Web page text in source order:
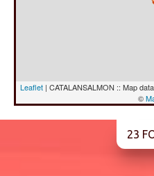
Leaflet| CATALANSALMON :: Map
©
23